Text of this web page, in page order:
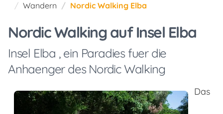
Wandern
Nordic Walking Elba
Nordic Walking auf Insel Elba
Insel Elba , ein Paradies fuer die
Anhaenger des Nordic Walking
Das